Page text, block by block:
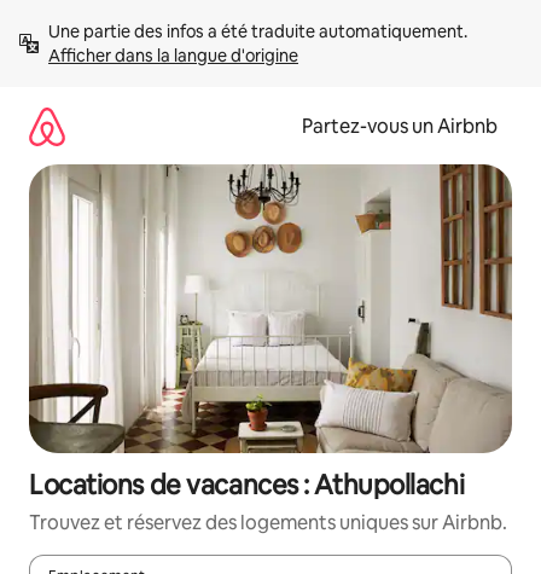
directement
Afficher dans la langue d'origine
Partez-vous un Airbnb
Locations de vacances : Athupollachi
Trouvez et réservez des logements uniques sur Airbnb.